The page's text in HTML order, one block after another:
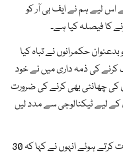
اس لیے ہم نے ایف بی آر کو
کا فیصلہ کیا ہے۔
حکمرانوں نے تباہ کیا
کرنے کی ذمہ داری میں نے خود
کی چھانٹی بھی کرنے کی ضرورت
لیے ٹیکنالوجی سے مدد لیں
ٹیکس ایمنسٹی اسکیم پر بات کرتے ہوئے انہوں نے کہا کہ 30